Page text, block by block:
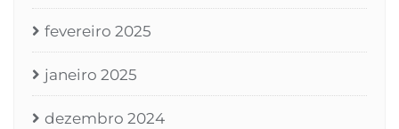
fevereiro 2025
janeiro 2025
dezembro 2024